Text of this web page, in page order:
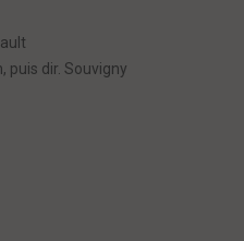
puis dir. Souvigny